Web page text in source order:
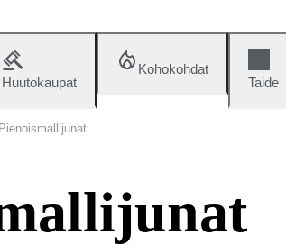
Huutokaupat
Kohokohdat
Taide
Pienoismallijunat